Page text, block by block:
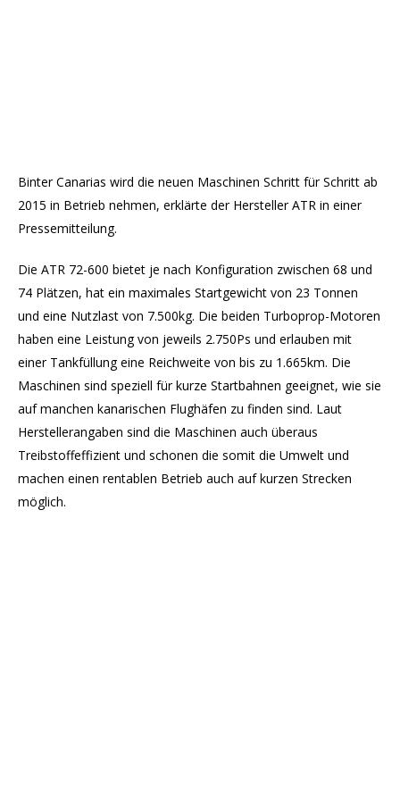
Binter Canarias wird die neuen Maschinen Schritt für Schritt ab
2015 in Betrieb nehmen, erklärte der Hersteller ATR in einer
Pressemitteilung.
Die ATR 72-600 bietet je nach Konfiguration zwischen 68 und
74 Plätzen, hat ein maximales Startgewicht von 23 Tonnen
und eine Nutzlast von 7.500kg. Die beiden Turboprop-Motoren
haben eine Leistung von jeweils 2.750Ps und erlauben mit
einer Tankfüllung eine Reichweite von bis zu 1.665km. Die
Maschinen sind speziell für kurze Startbahnen geeignet, wie sie
auf manchen kanarischen Flughäfen zu finden sind. Laut
Herstellerangaben sind die Maschinen auch überaus
Treibstoffeffizient und schonen die somit die Umwelt und
machen einen rentablen Betrieb auch auf kurzen Strecken
möglich.